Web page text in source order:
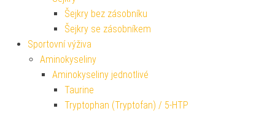
Šejkry bez zásobníku
Šejkry se zásobníkem
Sportovní výživa
Aminokyseliny
Aminokyseliny jednotlivé
Taurine
Tryptophan (Tryptofan) / 5-HTP